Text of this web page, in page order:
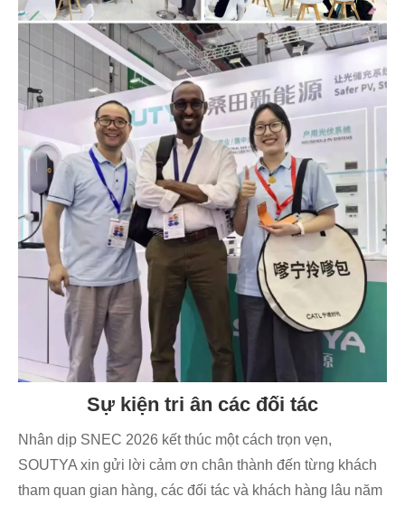
Sự kiện tri ân các đối tác
Nhân dịp SNEC 2026 kết thúc một cách trọn vẹn,
SOUTYA xin gửi lời cảm ơn chân thành đến từng khách
tham quan gian hàng, các đối tác và khách hàng lâu năm